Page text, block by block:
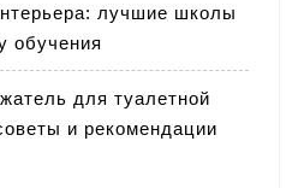
лучшие школы
обучения
для туалетной
и рекомендации